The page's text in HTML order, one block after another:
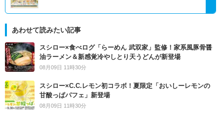
あわせて読みたい記事
スシロー×食べログ「らーめん 武双家」監修！家系風豚骨醤
油ラーメン＆新感覚冷やしとり天うどんが新登場
08月09日 11時30分
スシロー×C.C.レモン初コラボ！夏限定「おいしーレモンの
甘酸っぱパフェ」新登場
08月09日 11時30分